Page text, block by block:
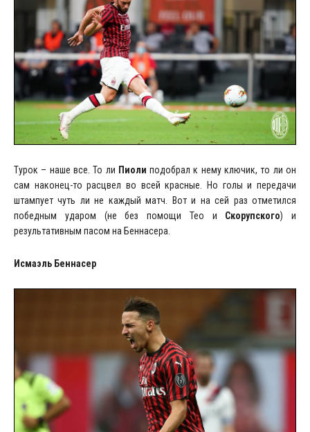
Турок – наше все. То ли Пиоли подобрал к нему ключик, то ли он
сам наконец-то расцвел во всей красные. Но голы и передачи
штампует чуть ли не каждый матч. Вот и на сей раз отметился
победным ударом (не без помощи Тео и Скорупского) и
результативным пасом на Беннасера.
Исмаэль Беннасер